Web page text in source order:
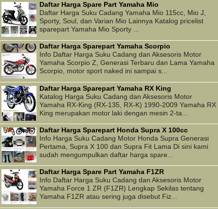
Daftar Harga Spare Part Yamaha Mio
Daftar Harga Suku Cadang Yamaha Mio 115cc, Mio J,
Sporty, Soul, dan Varian Mio Lainnya Katalog pricelist
sparepart Yamaha Mio Sporty ...
Daftar Harga Sparepart Yamaha Scorpio
Info Daftar Harga Suku Cadang dan Aksesoris Motor
Yamaha Scorpio Z, Generasi Terbaru dan Lama Yamaha
Scorpio, motor sport naked ini sampai s...
Daftar Harga Sparepart Yamaha RX King
Katalog Harga Suku Cadang dan Aksesoris Motor
Yamaha RX-King (RX-135, RX-K) 1990-2009 Yamaha RX
King merupakan motor laki dengan mesin 2-ta...
Daftar Harga Sparepart Honda Supra X 100cc
Info Harga Suku Cadang Motor Honda Supra Generasi
Pertama, Supra X 100 dan Supra Fit Lama Di sini kami
sudah mengumpulkan daftar harga spare...
Daftar Harga Spare Part Yamaha F1ZR
Info Daftar Harga Suku Cadang dan Aksesoris Motor
Yamaha Force 1 ZR (F1ZR) Lengkap Sekilas tentang
Yamaha F1ZR atau sering juga disebut Fiz...